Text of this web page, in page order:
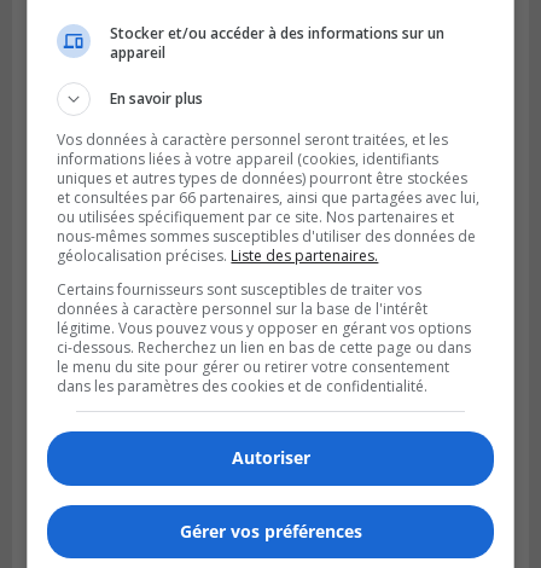
VIEUX-LONGUEUIL
Publié le 3 août 2026 à 14h47
Le Livre bleu rassemble 200 curieux à
Longueuil
Stocker et/ou accéder à des informations sur un
appareil
En savoir plus
Vos données à caractère personnel seront traitées, et les
informations liées à votre appareil (cookies, identifiants
uniques et autres types de données) pourront être stockées
et consultées par 66 partenaires, ainsi que partagées avec lui,
ou utilisées spécifiquement par ce site. Nos partenaires et
nous-mêmes sommes susceptibles d'utiliser des données de
géolocalisation précises. Liste des partenaires.
Certains fournisseurs sont susceptibles de traiter vos
données à caractère personnel sur la base de l'intérêt
légitime. Vous pouvez vous y opposer en gérant vos options
ci-dessous. Recherchez un lien en bas de cette page ou dans
le menu du site pour gérer ou retirer votre consentement
dans les paramètres des cookies et de confidentialité.
Autoriser
Gérer vos préférences